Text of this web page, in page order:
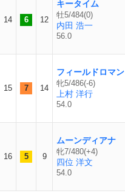
14 6 12
キータイム
牡5/484(0)
内田 浩一
56.0
15 7 14
フィールドロマン
牝5/486(-6)
上村 洋行
54.0
16 5 9
ムーンディアナ
牝7/480(+4)
四位 洋文
54.0